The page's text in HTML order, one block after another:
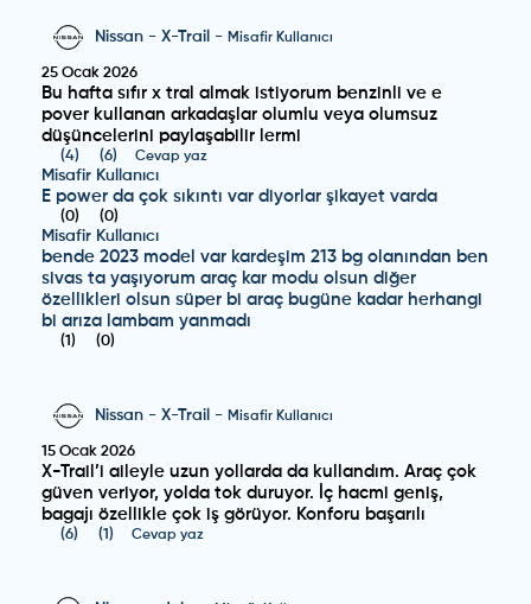
Nissan -X-Trail - Misafir Kullanıcı
25 Ocak 2026
Bu hafta sıfır x tral almak istiyorum benzinli ve e
pover kullanan arkadaşlar olumlu veya olumsuz
düşüncelerini paylaşabilir lermi
(4) (6) Cevap yaz
Misafir Kullanıcı
E power da çok sıkıntı var diyorlar şikayet varda
(0) (0)
Misafir Kullanıcı
bende 2023 model var kardeşim 213 bg olanından ben
sivas ta yaşıyorum araç kar modu olsun diğer
özellikleri olsun süper bi araç bugüne kadar herhangi
bi arıza lambam yanmadı
(1 ) (0)
Nissan -X-Trail - Misafir Kullanıcı
15 Ocak 2026
X-Trail’i aileyle uzun yollarda da kullandım. Araç çok
güven veriyor, yolda tok duruyor. İç hacmi geniş,
bagajı özellikle çok iş görüyor. Konforu başarılı
(6) (1 ) Cevap yaz